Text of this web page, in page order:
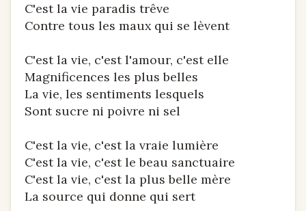
C'est la vie paradis trêve
Contre tous les maux qui se lèvent
C'est la vie, c'est l'amour, c'est elle
Magnificences les plus belles
La vie, les sentiments lesquels
Sont sucre ni poivre ni sel
C'est la vie, c'est la vraie lumière
C'est la vie, c'est le beau sanctuaire
C'est la vie, c'est la plus belle mère
La source qui donne qui sert